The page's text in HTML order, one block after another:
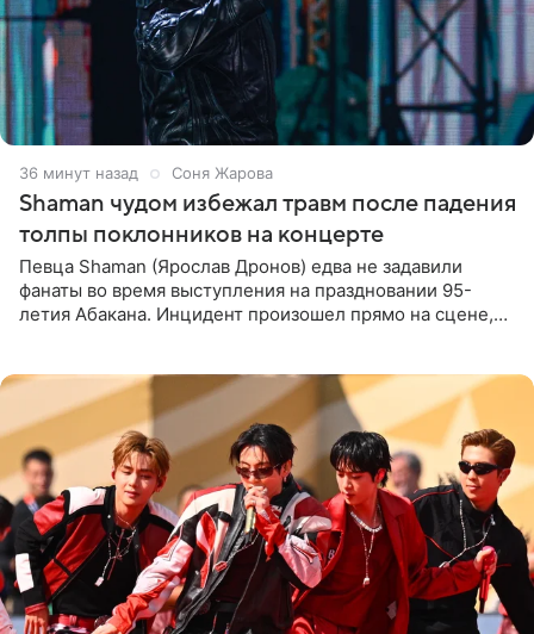
36 минут назад Соня Жарова
Shaman чудом избежал травм после падения
толпы поклонников на концерте
Певца Shaman (Ярослав Дронов) едва не задавили
фанаты во время выступления на праздновании 95-
летия Абакана. Инцидент произошел прямо на сцене,